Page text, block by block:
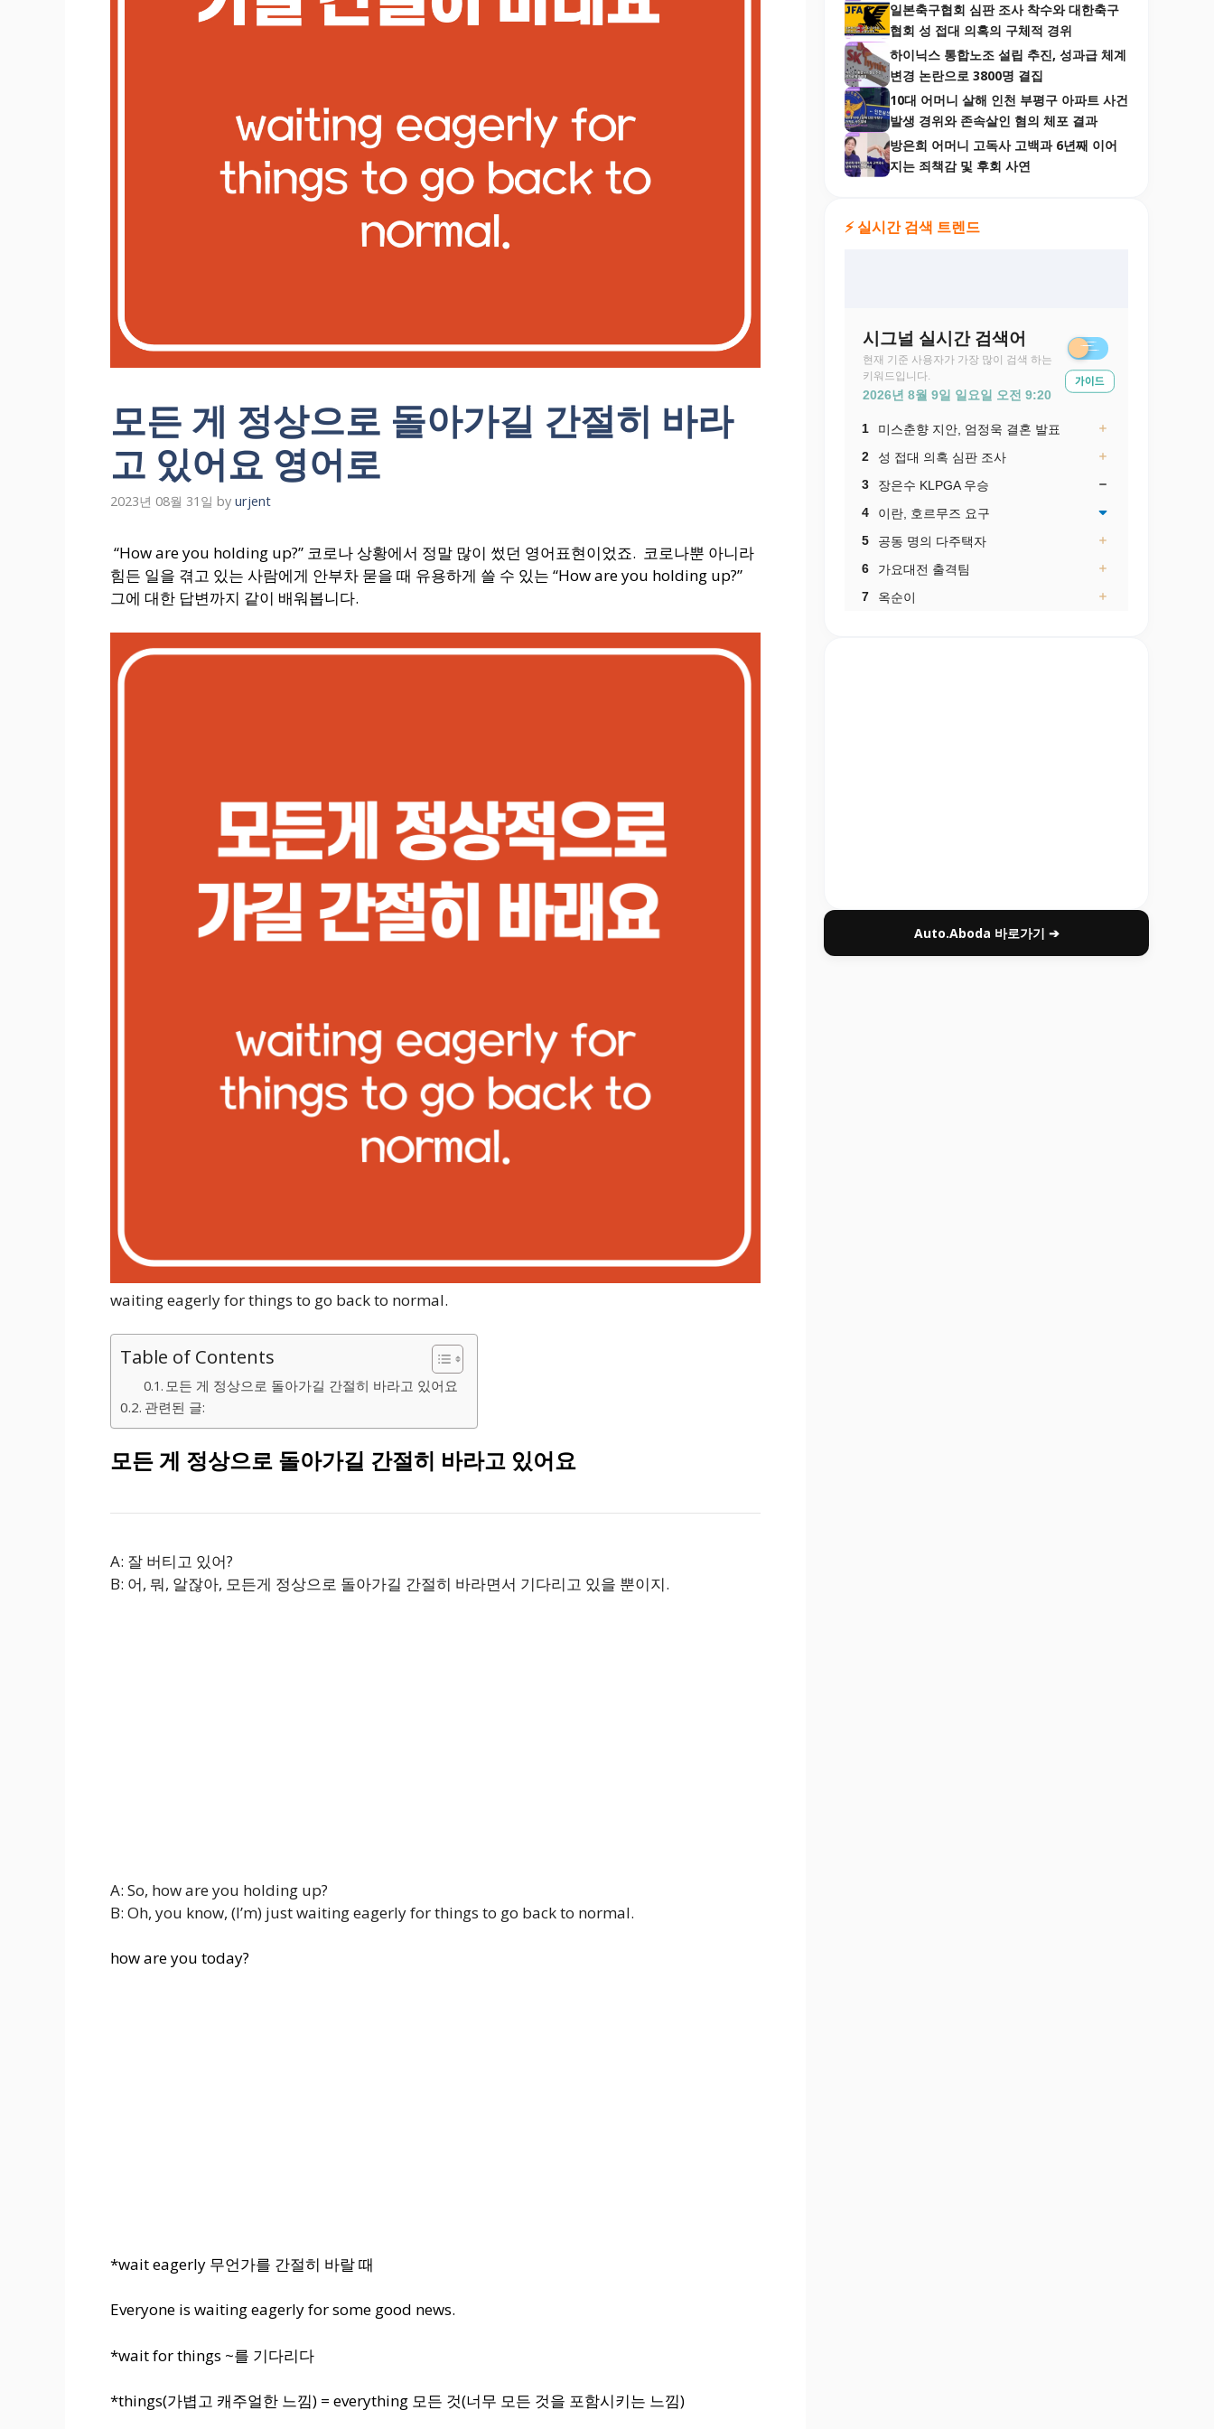
모든 게 정상으로 돌아가길 간절히 바라
고 있어요 영어로
2023년 08월 31일 by urjent
“How are you holding up?” 코로나 상황에서 정말 많이 썼던 영어표현이었죠. 코로나뿐 아니라
힘든 일을 겪고 있는 사람에게 안부차 묻을 때 유용하게 쓸 수 있는 “How are you holding up?”
그에 대한 답변까지 같이 배워봅니다.
waiting eagerly for things to go back to normal.
Table of Contents
모든 게 정상으로 돌아가길 간절히 바라고 있어요
관련된 글:
모든 게 정상으로 돌아가길 간절히 바라고 있어요
A: 잘 버티고 있어?
B: 어, 뭐, 알잖아, 모든게 정상으로 돌아가길 간절히 바라면서 기다리고 있을 뿐이지.
A: So, how are you holding up?
B: Oh, you know, (I’m) just waiting eagerly for things to go back to normal.
how are you today?
*wait eagerly 무언가를 간절히 바랄 때
Everyone is waiting eagerly for some good news.
*wait for things ~를 기다리다
*things(가볍고 캐주얼한 느낌) = everything 모든 것(너무 모든 것을 포함시키는 느낌)
일본축구협회 심판 조사 착수와 대한축구
협회 성 접대 의혹의 구체적 경위
하이닉스 통합노조 설립 추진, 성과급 체계
변경 논란으로 3800명 결집
10대 어머니 살해 인천 부평구 아파트 사건
발생 경위와 존속살인 혐의 체포 결과
방은희 어머니 고독사 고백과 6년째 이어
지는 죄책감 및 후회 사연
⚡ 실시간 검색 트렌드
Auto.Aboda 바로가기 ➔